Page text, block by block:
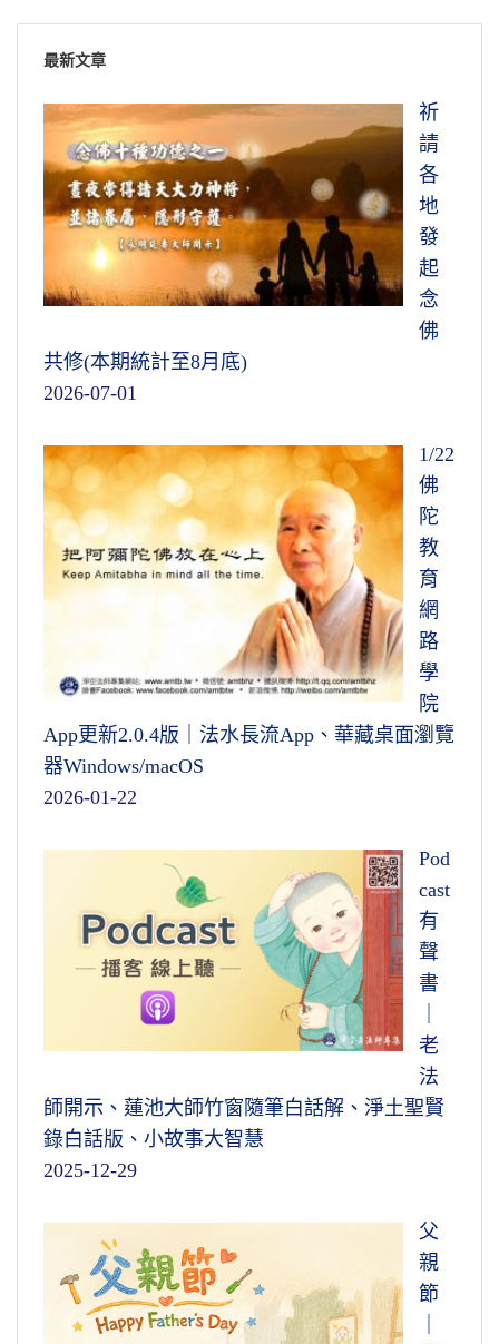
最新文章
祈
請
各
地
發
起
念
佛
共修(本期統計至8月底)
2026-07-01
1/22
佛
陀
教
育
網
路
學
院
App更新2.0.4版｜法水長流App、華藏桌面瀏覽
器Windows/macOS
2026-01-22
Pod
cast
有
聲
書
老
法
師開示、蓮池大師竹窗隨筆白話解、淨土聖賢
錄白話版、小故事大智慧
2025-12-29
父
親
節